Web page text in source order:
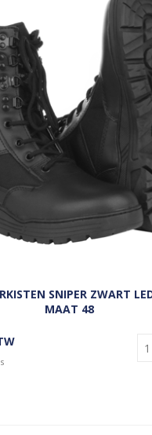
SNIPER ZWART
MAAT 48